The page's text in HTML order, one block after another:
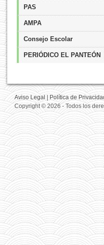
PAS
AMPA
Consejo Escolar
PERIÓDICO EL PANTEÓN
Aviso Legal| Política de
Copyright © 2026 - Todos los